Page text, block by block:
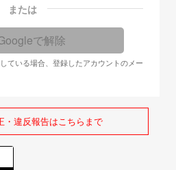
または
で解除
ている場合、登録したアカウントのメー
・違反報告はこちらまで